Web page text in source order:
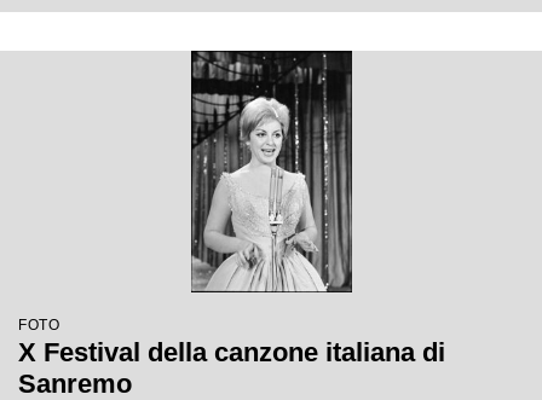
FOTO
X Festival della canzone italiana di
Sanremo